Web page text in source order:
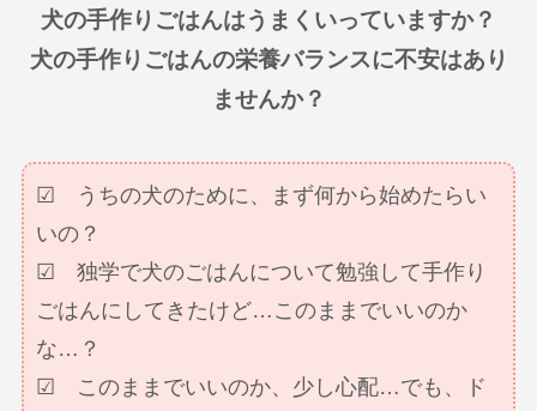
犬の手作りごはんはうまくいっていますか？
犬の手作りごはんの栄養バランスに不安はあり
ませんか？
☑ うちの犬のために、まず何から始めたらい
いの？
☑ 独学で犬のごはんについて勉強して手作り
ごはんにしてきたけど…このままでいいのか
な…？
☑ このままでいいのか、少し心配…でも、ド